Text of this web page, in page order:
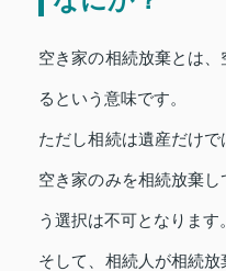
空き家の相続放棄とは
るという意味です。
ただし相続は遺産だけで
空き家のみを相続放棄
う選択は不可となります。
そして、相続人が相続